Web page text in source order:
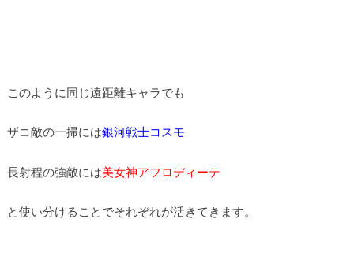
このように同じ遠距離キャラでも
ザコ敵の一掃には銀河戦士コスモ
長射程の強敵には美女神アフロディーテ
と使い分けることでそれぞれが活きてきます。